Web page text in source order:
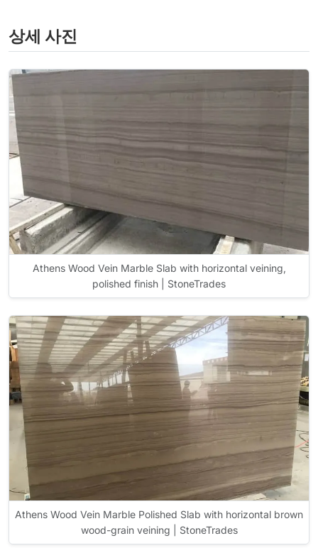
상세 사진
Athens Wood Vein Marble Slab with horizontal veining,
polished finish | StoneTrades
Athens Wood Vein Marble Polished Slab with horizontal brown
wood-grain veining | StoneTrades